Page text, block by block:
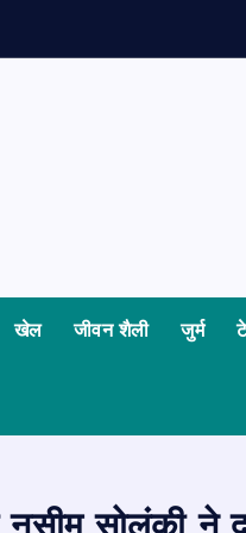
खेल जीवन शैली जुर्म